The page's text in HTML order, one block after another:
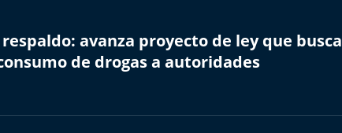
avanza proyecto de ley que busca
de drogas a autoridades